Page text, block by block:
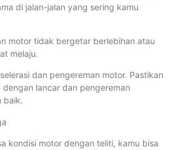
di jalan-jalan yang sering kamu
motor tidak bergetar berlebihan atau
melaju.
dan pengereman motor. Pastikan
dengan lancar dan pengereman
baik.
kondisi motor dengan teliti, kamu bisa